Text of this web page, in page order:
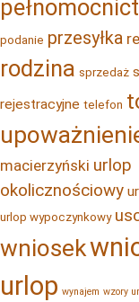
podanie przesyłka
rodzina sprzedaż
rejestracyjne telefon
macierzyński urlop
okolicznościowy
urlop wypoczynkowy
wniosek
urlop wynajem wzory